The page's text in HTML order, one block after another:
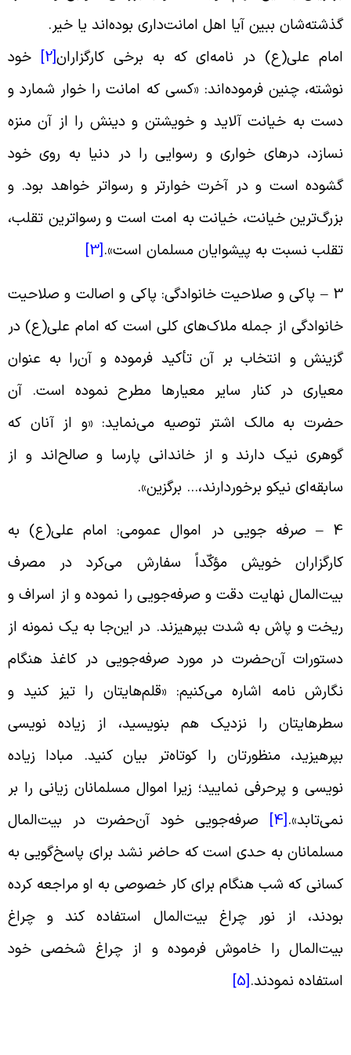
ببین آیا اهل امانت‌داری بوده‌‌اند یا خیر.
علی(ع) در نامه‌‌ای که به برخی کارگزاران[2] خود
چنین فرموده‌‌اند: «کسی که امانت را خوار شمارد و
به خیانت آلاید و خویشتن و دینش را از آن منزه
درهای خواری و رسوایی را در دنیا به روی خود
است و در آخرت خوارتر و رسواتر خواهد بود. و
خیانت، خیانت به امت است و رسواترین تقلب،
نسبت به پیشوایان مسلمان است».[3]
3 – پاکی و صلاحیت خانوادگی: پاکی و اصالت و صلاحیت
از جمله ملاک‌های کلی است که امام علی(ع) در
و انتخاب بر آن تأکید فرموده و آن‌را به عنوان
در کنار سایر معیارها مطرح نموده است. آن
به مالک اشتر توصیه می‌نماید: «و از آنان که
نیک دارند و از خاندانی پارسا و صالح‌اند و از
نیکو برخوردارند،… برگزین».
4 – صرفه جویی در اموال عمومی: امام علی(ع) به
خویش مؤکّداً سفارش می‌‌کرد در مصرف
نهایت دقت و صرفه‌‌جویی را نموده و از اسراف و
و پاش به شدت بپرهیزند. در این‌جا به یک نمونه از
آن‌حضرت در مورد صرفه‌‌جویی در کاغذ هنگام
نامه اشاره می‌‌کنیم: «قلم‌هایتان را تیز کنید و
را نزدیک هم بنویسید، از زیاده نویسی
منظورتان را کوتاه‌تر بیان کنید. مبادا زیاده
و پرحرفی نمایید؛ زیرا اموال مسلمانان زیانی را بر
[4]
صرفه‌‌جویی خود آن‌حضرت در بیت‌المال
به حدی است که حاضر نشد برای پاسخ‌گویی به
که شب هنگام برای کار خصوصی به او مراجعه کرده
از نور چراغ بیت‌المال استفاده کند و چراغ
را خاموش فرموده و از چراغ شخصی خود
نمودند.[5]